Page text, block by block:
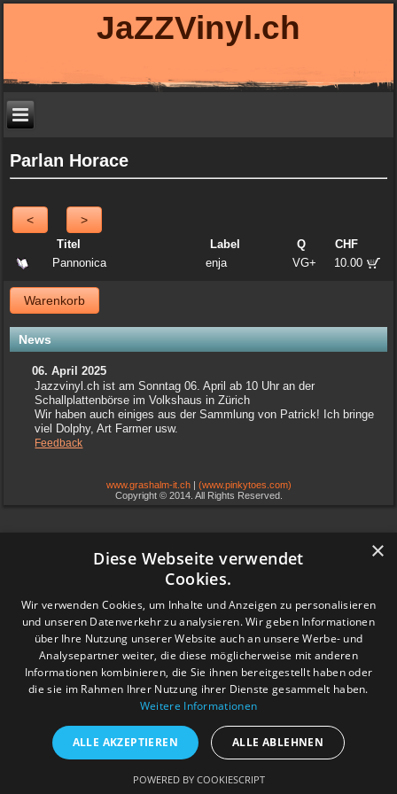
JaZZVinyl.ch
Parlan Horace
< >
Titel Label Q
CHF
Pannonica
enja VG+ 10.00
Warenkorb
News
06. April 2025
Jazzvinyl.ch ist am Sonntag 06. April ab 10 Uhr an der
Schallplattenbörse im Volkshaus in Zürich
Wir haben auch einiges aus der Sammlung von Patrick! Ich bringe
viel Dolphy, Art Farmer usw.
Feedback
www.grashalm-it.ch| (www.pinkytoes.com)
Copyright © 2014. All Rights Reserved.
×
Diese Webseite verwendet
Cookies.
Wir verwenden Cookies, um Inhalte und Anzeigen zu personalisieren
und unseren Datenverkehr zu analysieren. Wir geben Informationen
über Ihre Nutzung unserer Website auch an unsere Werbe- und
Analysepartner weiter, die diese möglicherweise mit anderen
Informationen kombinieren, die Sie ihnen bereitgestellt haben oder
die sie im Rahmen Ihrer Nutzung ihrer Dienste gesammelt haben.
Weitere Informationen
ALLE AKZEPTIEREN ALLE ABLEHNEN
POWERED BY COOKIESCRIPT